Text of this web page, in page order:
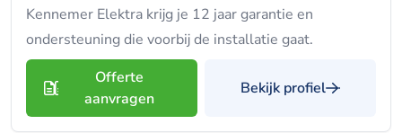
Kennemer Elektra krijg je 12 jaar garantie en
ondersteuning die voorbij de installatie gaat.
Offerte
aanvragen
Bekijk profiel